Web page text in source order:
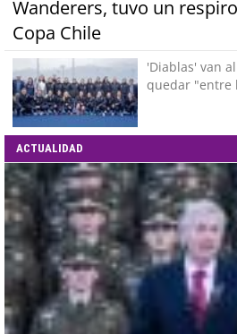
Wanderers, tuvo un
Copa Chile
'Diablas' van
quedar "entre
ACTUALIDAD